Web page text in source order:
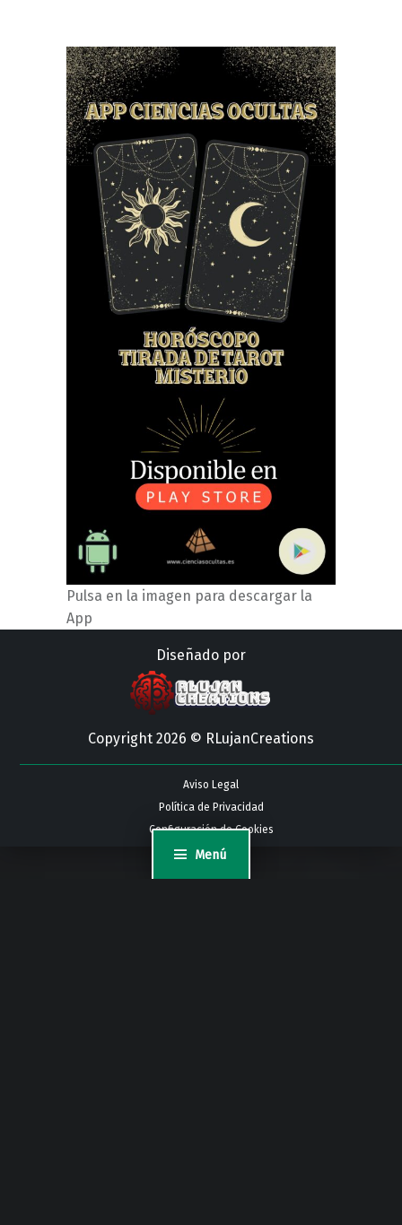
Menú
Pulsa en la imagen para descargar la
App
Diseñado por
Copyright 2026 © RLujanCreations
Aviso Legal
Política de Privacidad
Configuración de Cookies